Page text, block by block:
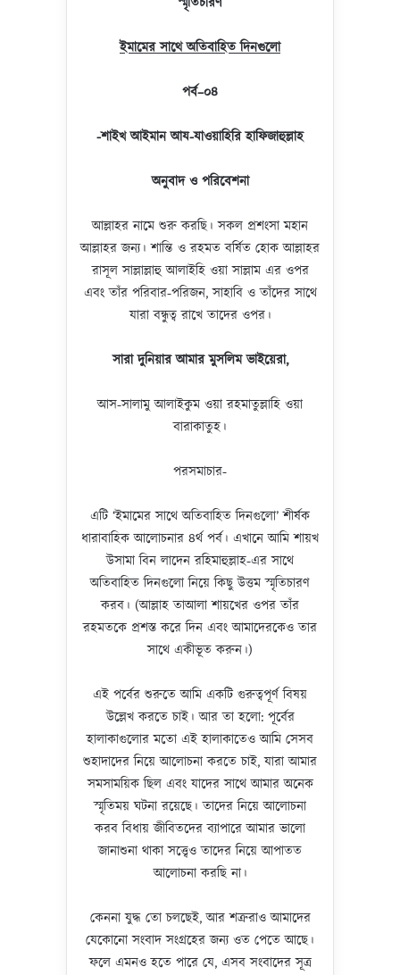
ইমামের সাথে অতিবাহিত দিনগুলো
পর্ব–০৪
-শাইখ আইমান আয-যাওয়াহিরি হাফিজাহুল্লাহ
অনুবাদ ও পরিবেশনা
আল্লাহর নামে শুরু করছি। সকল প্রশংসা মহান
আল্লাহর জন্য। শান্তি ও রহমত বর্ষিত হোক আল্লাহর
রাসূল সাল্লাল্লাহু আলাইহি ওয়া সাল্লাম এর ওপর
এবং তাঁর পরিবার-পরিজন, সাহাবি ও তাঁদের সাথে
যারা বন্ধুত্ব রাখে তাদের ওপর।
সারা দুনিয়ার আমার মুসলিম ভাইয়েরা,
আস-সালামু আলাইকুম ওয়া রহমাতুল্লাহি ওয়া
বারাকাতুহ।
পরসমাচার-
এটি ‘ইমামের সাথে অতিবাহিত দিনগুলো’ শীর্ষক
ধারাবাহিক আলোচনার ৪র্থ পর্ব। এখানে আমি শায়খ
উসামা বিন লাদেন রহিমাহুল্লাহ-এর সাথে
অতিবাহিত দিনগুলো নিয়ে কিছু উত্তম স্মৃতিচারণ
করব। (আল্লাহ তাআলা শায়খের ওপর তাঁর
রহমতকে প্রশস্ত করে দিন এবং আমাদেরকেও তার
সাথে একীভূত করুন।)
এই পর্বের শুরুতে আমি একটি গুরুত্বপূর্ণ বিষয়
উল্লেখ করতে চাই। আর তা হলো: পূর্বের
হালাকাগুলোর মতো এই হালাকাতেও আমি সেসব
শুহাদাদের নিয়ে আলোচনা করতে চাই, যারা আমার
সমসাময়িক ছিল এবং যাদের সাথে আমার অনেক
স্মৃতিময় ঘটনা রয়েছে। তাদের নিয়ে আলোচনা
করব বিধায় জীবিতদের ব্যাপারে আমার ভালো
জানাশুনা থাকা সত্ত্বেও তাদের নিয়ে আপাতত
আলোচনা করছি না।
কেননা যুদ্ধ তো চলছেই, আর শত্রুরাও আমাদের
যেকোনো সংবাদ সংগ্রহের জন্য ওত পেতে আছে।
ফলে এমনও হতে পারে যে, এসব সংবাদের সূত্র